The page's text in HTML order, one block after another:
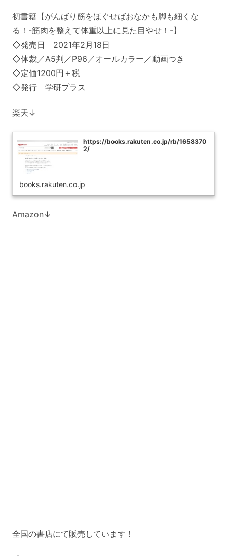
初書籍【がんばり筋をほぐせばおなかも脚も細くな
る！-筋肉を整えて体重以上に見た目やせ！-】
◇発売日 2021年2月18日
◇体裁／A5判／P96／オールカラー／動画つき
◇定価1200円＋税
◇発行 学研プラス
楽天↓
https://books.rakuten.co.jp/rb/1658370
2/
books.rakuten.co.jp
Amazon↓
全国の書店にて販売しています！